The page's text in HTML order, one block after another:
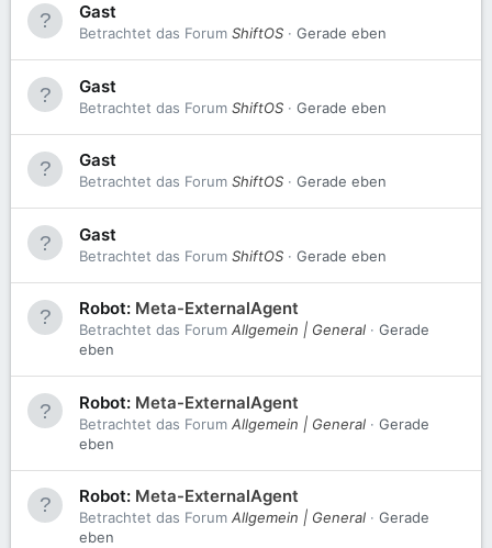
Gast
Betrachtet das Forum ShiftOS Gerade eben
Gast
Betrachtet das Forum ShiftOS Gerade eben
Gast
Betrachtet das Forum ShiftOS Gerade eben
Gast
Betrachtet das Forum ShiftOS Gerade eben
Robot: Meta-ExternalAgent
Betrachtet das Forum Allgemein | General
Gerade
eben
Robot: Meta-ExternalAgent
Betrachtet das Forum Allgemein | General
Gerade
eben
Robot: Meta-ExternalAgent
Betrachtet das Forum Allgemein | General
Gerade
eben